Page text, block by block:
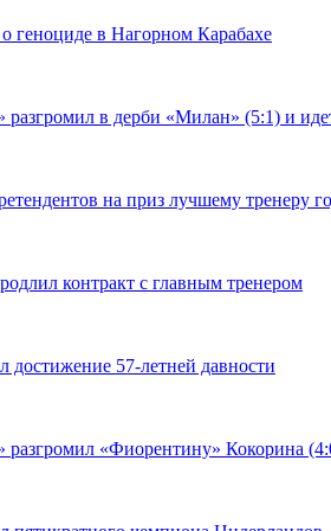
геноциде в Нагорном Карабахе
в дерби «Милан» (5:1) и
на приз лучшему тренеру
контракт с главным тренером
достижение 57-летней давности
«Фиорентину» Кокорина